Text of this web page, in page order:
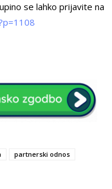
se lahko prijavite na
partnerski odnos